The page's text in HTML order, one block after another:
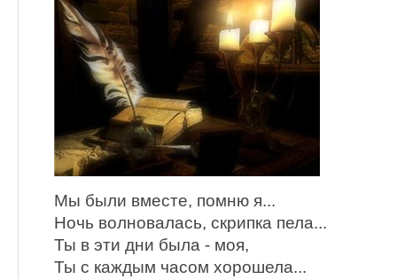
Мы были вместе, помню я...
Ночь волновалась, скрипка пела...
Ты в эти дни была - моя,
Ты с каждым часом хорошела...